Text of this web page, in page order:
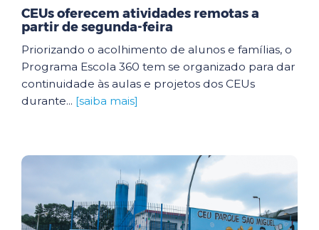
CEUs oferecem atividades remotas a
partir de segunda-feira
Priorizando o acolhimento de alunos e famílias, o
Programa Escola 360 tem se organizado para dar
continuidade às aulas e projetos dos CEUs
durante... [saiba mais]